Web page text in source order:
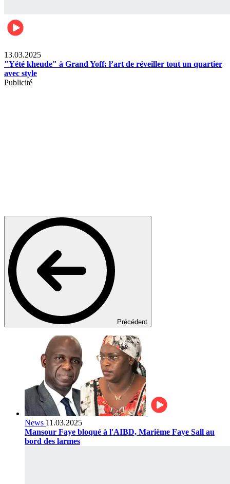
13.03.2025
"Yété kheude" à Grand Yoff: l’art de réveiller tout un quartier
avec style
Publicité
Précédent
News 11.03.2025
Mansour Faye bloqué à l'AIBD, Marième Faye Sall au
bord des larmes